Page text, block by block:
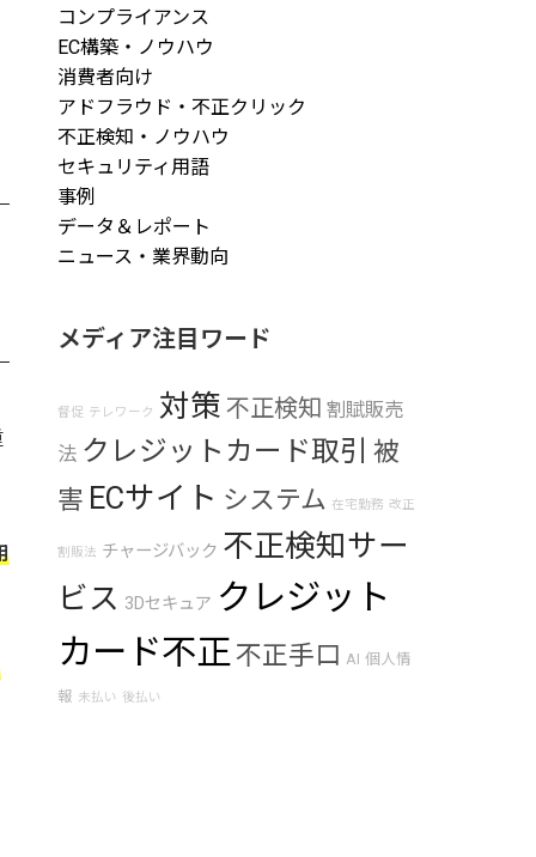
コンプライアンス
EC構築・ノウハウ
消費者向け
アドフラウド・不正クリック
不正検知・ノウハウ
セキュリティ用語
事例
データ＆レポート
ニュース・業界動向
メディア注目ワード
督促 テレワーク 対策 不正検知 割賦販売
法 クレジットカード取引
被
害 ECサイト システム 在宅勤務 改正
割販法 チャージバック 不正検知サー
ビス 3Dセキュア クレジット
カード不正 不正手口 AI 個人情
報 未払い 後払い